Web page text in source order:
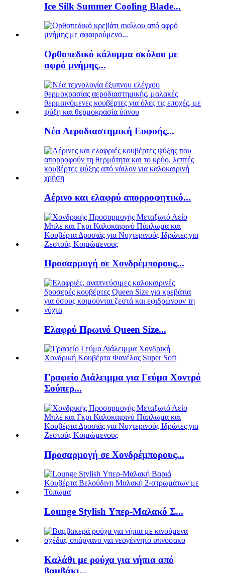
Ice Silk Summer Cooling Blade...
Ορθοπεδικό κάλυμμα σκύλου με
αφρό μνήμης...
Νέα Αεροδιαστημική Ευφυής...
Αέρινο και ελαφρύ απορροφητικό...
Προσαρμογή σε Χονδρέμπορους...
Ελαφρύ Πρωινό Queen Size...
Γραφείο Διάλειμμα για Γεύμα Χοντρό
Σούπερ...
Προσαρμογή σε Χονδρέμπορους...
Lounge Stylish Υπερ-Μαλακό Σ...
Καλάθι με ρούχα για νήπια από
βαμβάκι...